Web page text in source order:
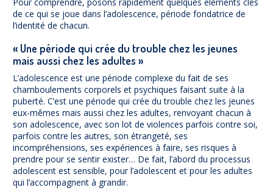
de ce qui se joue dans l’adolescence, période fondatrice de
l’identité de chacun.
« Une période qui crée du trouble chez les jeunes
mais aussi chez les adultes »
L’adolescence est une période complexe du fait de ses
chamboulements corporels et psychiques faisant suite à la
puberté. C’est une période qui crée du trouble chez les jeunes
eux-mêmes mais aussi chez les adultes, renvoyant chacun à
son adolescence, avec son lot de violences parfois contre soi,
parfois contre les autres, son étrangeté, ses
incompréhensions, ses expériences à faire, ses risques à
prendre pour se sentir exister… De fait, l’abord du processus
adolescent est sensible, pour l’adolescent et pour les adultes
qui l’accompagnent à grandir.